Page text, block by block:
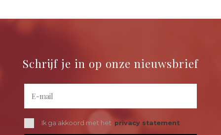
Schrijf je in op onze nieuwsbrief
Ik ga akkoord met het privacy statement